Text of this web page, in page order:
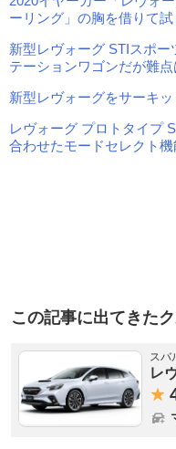
ーリング」の胸を借りて試
新型レヴォーグ STIスポ
テーションワゴンだが難
新型レヴォーグをサーキ
レヴォーグ プロトタイプ
合わせたモードセレクト
この記事に出てきた
スバ
レ